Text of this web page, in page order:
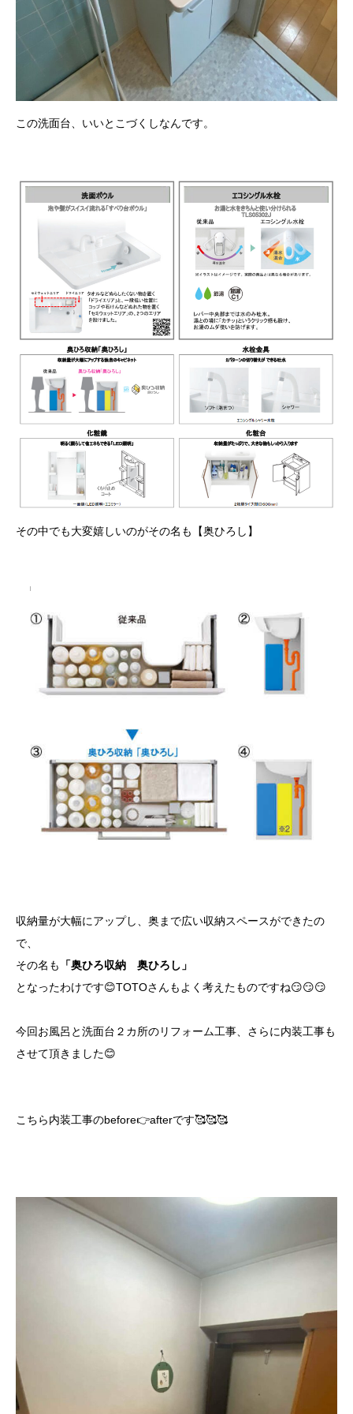
この洗面台、いいとこづくしなんです。
その中でも大変嬉しいのがその名も【奥ひろし】
収納量が大幅にアップし、奥まで広い収納スペースができたの
で、
その名も
「奥ひろ収納 奥ひろし」
となったわけです😊TOTOさんもよく考えたものですね😏😏😏
今回お風呂と洗面台２カ所のリフォーム工事、さらに内装工事も
させて頂きました😊
こちら内装工事のbefore👉afterです🥰🥰🥰